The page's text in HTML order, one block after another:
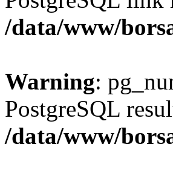
/data/www/
Warning:
PostgreSQL
/data/www/